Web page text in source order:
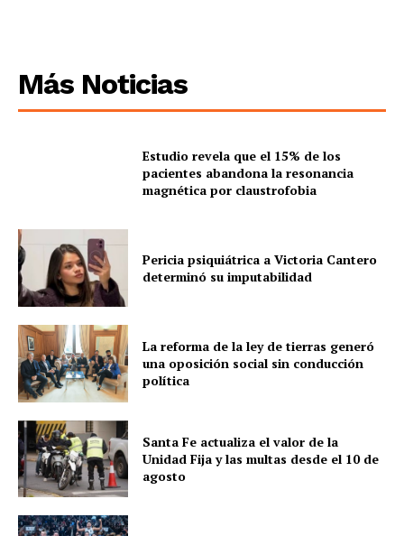
Más Noticias
Estudio revela que el 15% de los
pacientes abandona la resonancia
magnética por claustrofobia
Pericia psiquiátrica a Victoria Cantero
determinó su imputabilidad
La reforma de la ley de tierras generó
una oposición social sin conducción
política
Santa Fe actualiza el valor de la
Unidad Fija y las multas desde el 10 de
agosto